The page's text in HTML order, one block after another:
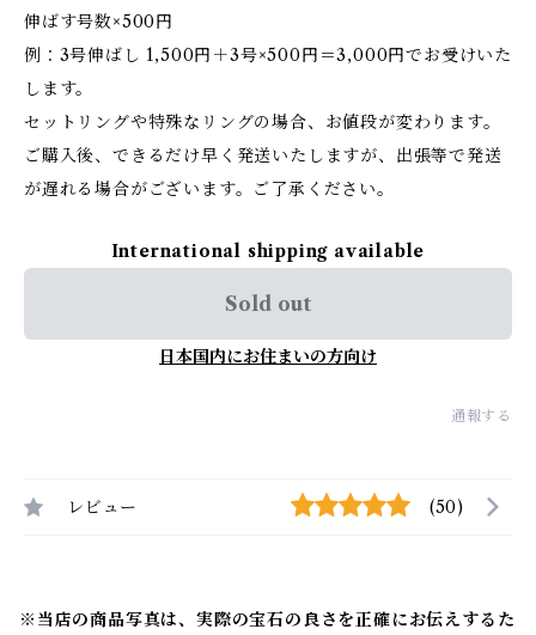
伸ばす号数×500円
例：3号伸ばし 1,500円＋3号×500円＝3,000円でお受けいた
します。
セットリングや特殊なリングの場合、お値段が変わります。
ご購入後、できるだけ早く発送いたしますが、出張等で発送
が遅れる場合がございます。ご了承ください。
International shipping available
Sold out
日本国内にお住まいの方向け
通報する
レビュー (50)
※当店の商品写真は、実際の宝石の良さを正確にお伝えするた